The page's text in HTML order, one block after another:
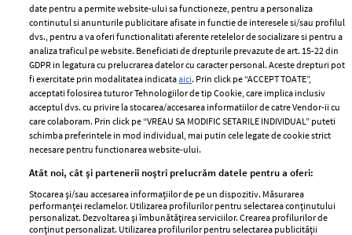
ELLE Style Awards
2024
Despre ELLE
Romania
Contact
Abonamente
Termeni si conditii
Politica de
confidențialitate
Politica de cookies
Publicitate
GSP
Unica
femei
Viva
Avantaje
date pentru a permite website-ului sa functioneze, pentru a personaliza
continutul si anunturile publicitare afisate in functie de interesele si/sau profilul
dvs., pentru a va oferi functionalitati aferente retelelor de socializare si pentru a
analiza traficul pe website. Beneficiati de drepturile prevazute de art. 15-22 din
GDPR in legatura cu prelucrarea datelor cu caracter personal. Aceste drepturi pot
fi exercitate prin modalitatea indicataaici. Prin click pe “ACCEPT TOATE”,
acceptati folosirea tuturor Tehnologiilor de tip Cookie, care implica inclusiv
acceptul dvs. cu privire la stocarea/accesarea informatiilor de catre Vendor-ii cu
care colaboram. Prin click pe “VREAU SA MODIFIC SETARILE INDIVIDUAL” puteti
schimba preferintele in mod individual, mai putin cele legate de cookie strict
necesare pentru functionarea website-ului.
Atât noi, cât și partenerii noștri prelucrăm datele pentru a oferi:
Stocarea și/sau accesarea informațiilor de pe un dispozitiv. Măsurarea
performanței reclamelor. Utilizarea profilurilor pentru selectarea conținutului
personalizat. Dezvoltarea și îmbunătățirea serviciilor. Crearea profilurilor de
conținut personalizat. Utilizarea profilurilor pentru selectarea publicității